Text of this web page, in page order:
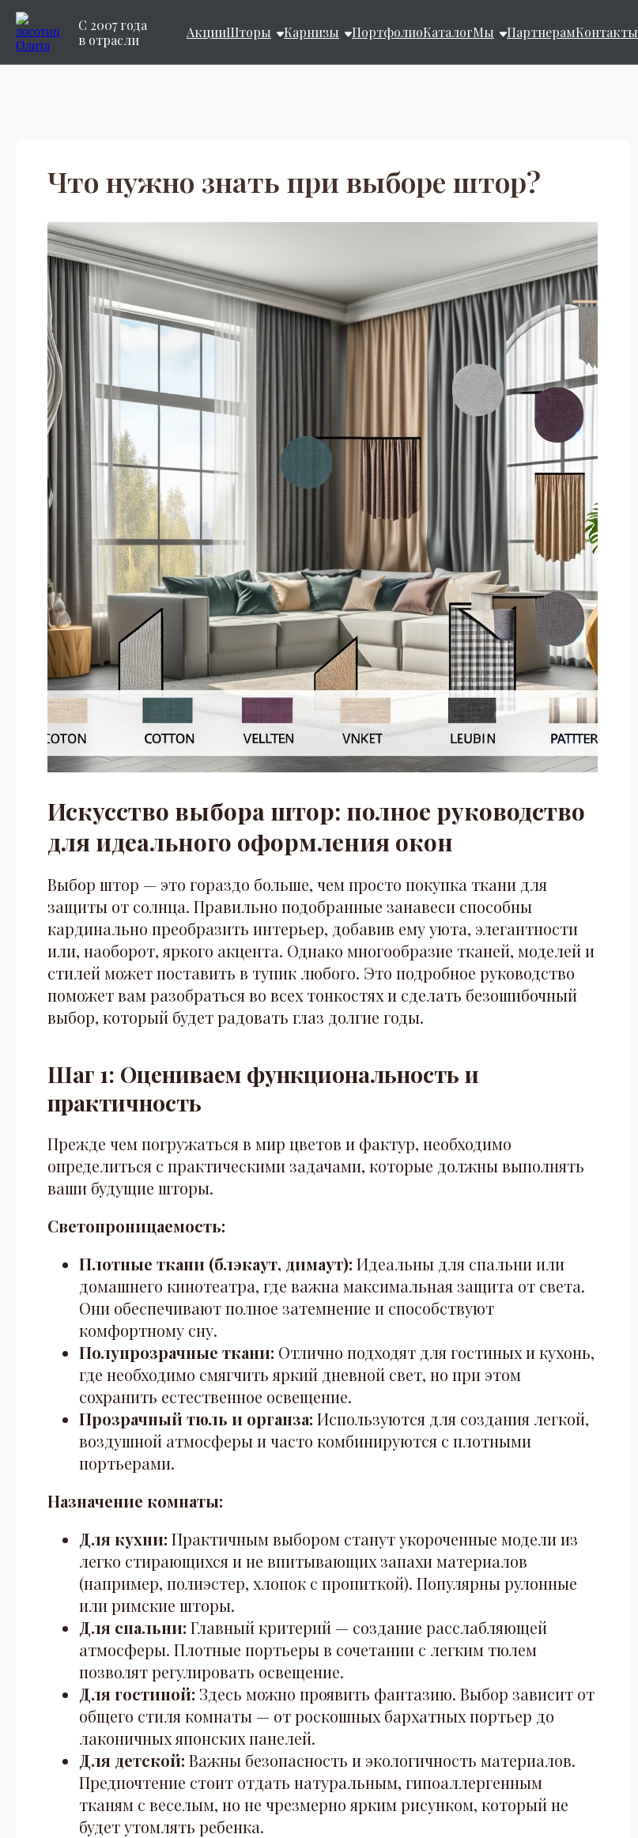
С 2007 года
в отрасли
АкцииШторы Карнизы ПортфолиоКаталогМы ПартнерамКонтакты
Что нужно знать при выборе штор?
Искусство выбора штор: полное руководство
для идеального оформления окон
Выбор штор — это гораздо больше, чем просто покупка ткани для
защиты от солнца. Правильно подобранные занавеси способны
кардинально преобразить интерьер, добавив ему уюта, элегантности
или, наоборот, яркого акцента. Однако многообразие тканей, моделей и
стилей может поставить в тупик любого. Это подробное руководство
поможет вам разобраться во всех тонкостях и сделать безошибочный
выбор, который будет радовать глаз долгие годы.
Шаг 1: Оцениваем функциональность и
практичность
Прежде чем погружаться в мир цветов и фактур, необходимо
определиться с практическими задачами, которые должны выполнять
ваши будущие шторы.
Светопроницаемость:
Плотные ткани (блэкаут, димаут): Идеальны для спальни или
домашнего кинотеатра, где важна максимальная защита от света.
Они обеспечивают полное затемнение и способствуют
комфортному сну.
Полупрозрачные ткани: Отлично подходят для гостиных и кухонь,
где необходимо смягчить яркий дневной свет, но при этом
сохранить естественное освещение.
Прозрачный тюль и органза: Используются для создания легкой,
воздушной атмосферы и часто комбинируются с плотными
портьерами.
Назначение комнаты:
Для кухни: Практичным выбором станут укороченные модели из
легко стирающихся и не впитывающих запахи материалов
(например, полиэстер, хлопок с пропиткой). Популярны рулонные
или римские шторы.
Для спальни: Главный критерий — создание расслабляющей
атмосферы. Плотные портьеры в сочетании с легким тюлем
позволят регулировать освещение.
Для гостиной: Здесь можно проявить фантазию. Выбор зависит от
общего стиля комнаты — от роскошных бархатных портьер до
лаконичных японских панелей.
Для детской: Важны безопасность и экологичность материалов.
Предпочтение стоит отдать натуральным, гипоаллергенным
тканям с веселым, но не чрезмерно ярким рисунком, который не
будет утомлять ребенка.